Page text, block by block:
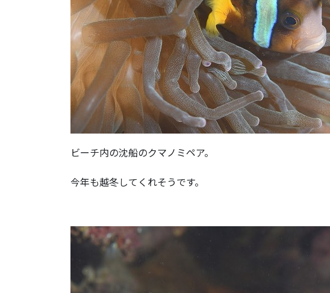
ビーチ内の沈船のクマノミペア。
今年も越冬してくれそうです。